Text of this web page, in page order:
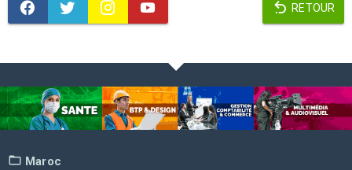
RETOUR
Maroc